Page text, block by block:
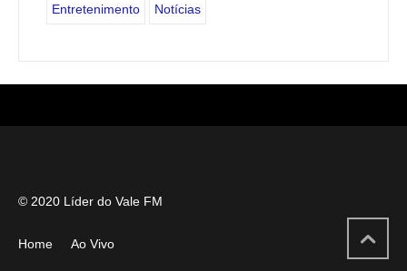
Entretenimento Notícias
© 2020 Líder do Vale FM
Home Ao Vivo